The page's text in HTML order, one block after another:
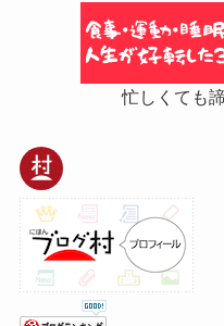
忙しくても